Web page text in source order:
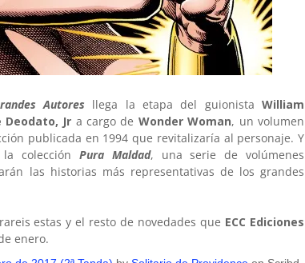
Autores llega la etapa del guionistaWilliam
Deodato, Jr a cargo de Wonder Woman, un volumen
publicada en 1994 que revitalizaría al personaje. Y
colección Pura Maldad, una serie de volúmenes
las historias más representativas de los grandes
estas y el resto de novedades que ECC Ediciones
enero.